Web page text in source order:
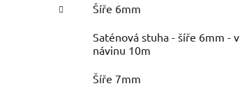
Šíře 6mm
Saténová stuha - šíře 6mm - v
návinu 10m
Šíře 7mm